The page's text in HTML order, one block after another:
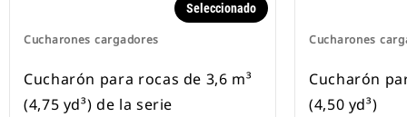
Cucharones cargadores
Seleccionado
Cucharón para rocas de 3,6 m³
(4,75 yd³) de la serie
Cucharones
Cucharón
(4,50 yd³)